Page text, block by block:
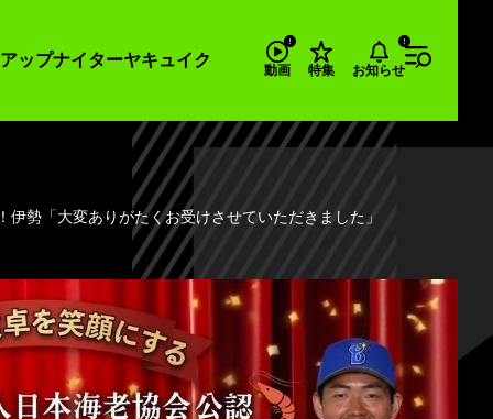
ップナイターヤキュイク
動画 特集 お知らせ
勢「大変ありがたくお受けさせていただきました」